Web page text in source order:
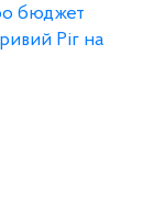
бюджет
Ріг на